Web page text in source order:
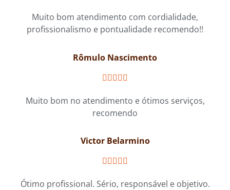
Muito bom atendimento com cordialidade,
profissionalismo e pontualidade recomendo!!
Rômulo Nascimento
    
Muito bom no atendimento e ótimos serviços,
recomendo
Victor Belarmino
    
Ótimo profissional. Sério, responsável e objetivo.